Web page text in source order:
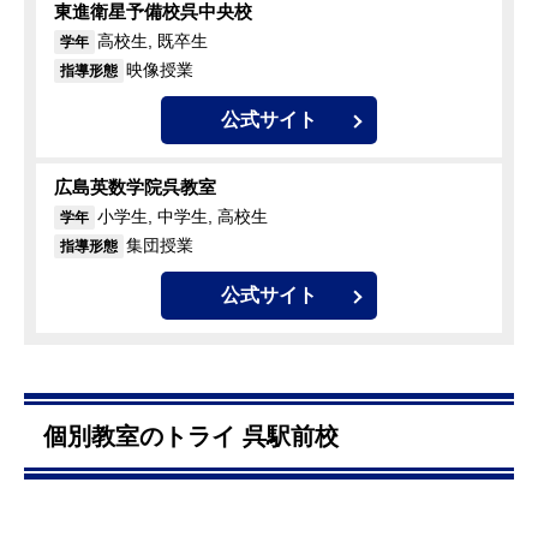
東進衛星予備校呉中央校
学年 高校生, 既卒生
指導形態 映像授業
公式サイト
広島英数学院呉教室
学年 小学生, 中学生, 高校生
指導形態 集団授業
公式サイト
個別教室のトライ 呉駅前校